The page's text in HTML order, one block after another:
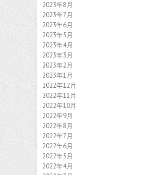
2023年8月
2023年7月
2023年6月
2023年5月
2023年4月
2023年3月
2023年2月
2023年1月
2022年12月
2022年11月
2022年10月
2022年9月
2022年8月
2022年7月
2022年6月
2022年5月
2022年4月